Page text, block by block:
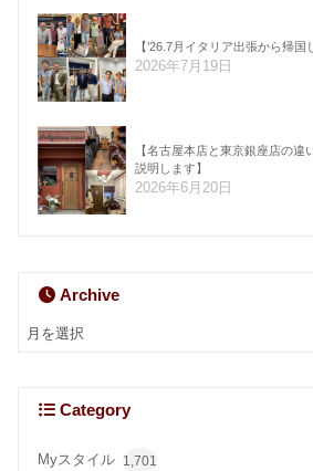
【’26.7月イタリア出張から帰国
2026年7月19日
【名古屋本店と東京銀座店の
説明します】
2026年6月20日
Archive
Category
Myスタイル 1,701